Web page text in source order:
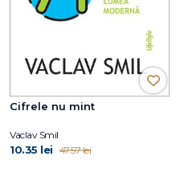
Cifrele nu mint
Vaclav Smil
10.35 lei 47.57 lei